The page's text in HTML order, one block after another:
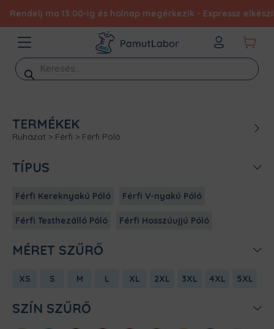
ma 13:00-ig és holnap megérkezik - Expressz
Products
search
TERMÉKEK
Ruházat > Férfi > Férfi Póló
TÍPUS
Férfi Kereknyakú Póló Férfi V-nyakú Póló
Férfi Testhezálló Póló Férfi Hosszúujjú Póló
MÉRET SZŰRŐ
XS S M L XL 2XL 3XL 4XL 5XL
SZÍN SZŰRŐ